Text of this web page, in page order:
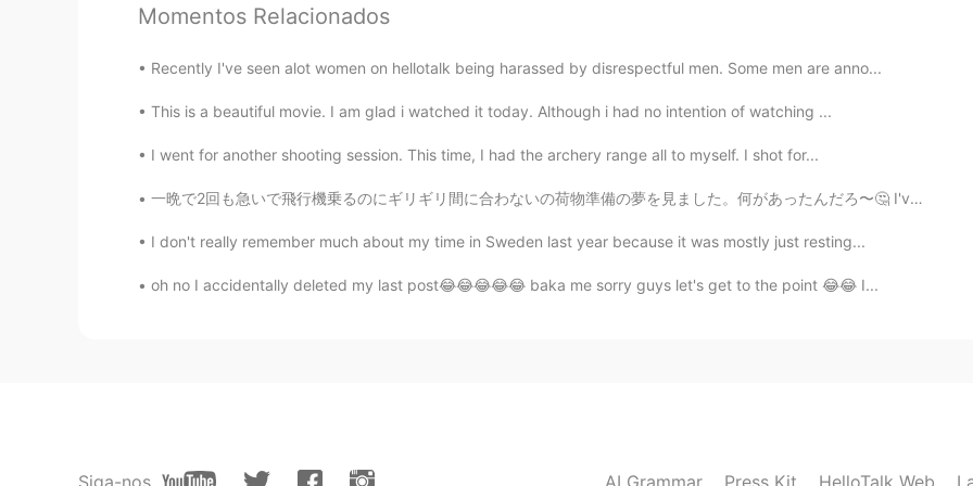
人とか、文化とか、場所とか、食べ物も知りたいから
人とか、文化とか、場所とか、食べ物も知りたいから世界の いろんな ことが見たいです。
Hiromi 2020.03.07 13:07
いいですね。やりたい時に やりたいことを たくさんやって下さい。😊😊
JP EN
Momentos Relacionados
Recently I've seen alot women on hellotalk being harassed by disrespectful men. Some men are anno...
This is a beautiful movie. I am glad i watched it today. Although i had no intention of watching ...
I went for another shooting session. This time, I had the archery range all to myself. I shot for...
一晩で2回も急いで飛行機乗るのにギリギリ間に合わないの荷物準備の夢を見ました。何があったんだろ〜🤔 I've dreamed about packing my luggage in a rus...
I don't really remember much about my time in Sweden last year because it was mostly just resting...
oh no I accidentally deleted my last post😂😂😂😂😂 baka me sorry guys let's get to the point 😂😂 I...
Siga-nos AI Grammar Press Kit HelloTalk Web